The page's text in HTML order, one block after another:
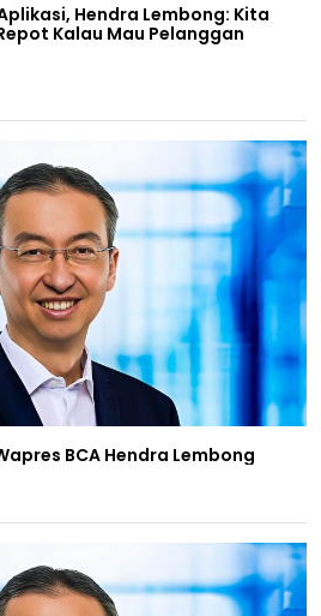
Hendra Lembong: Kita
Kalau Mau Pelanggan
BCA Hendra Lembong